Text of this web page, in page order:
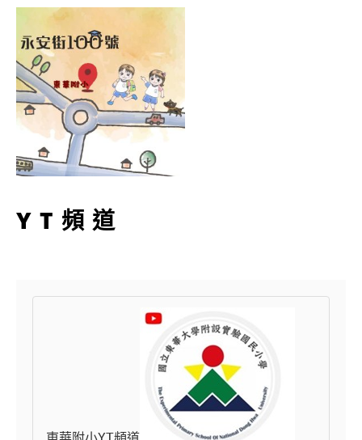
YT頻道